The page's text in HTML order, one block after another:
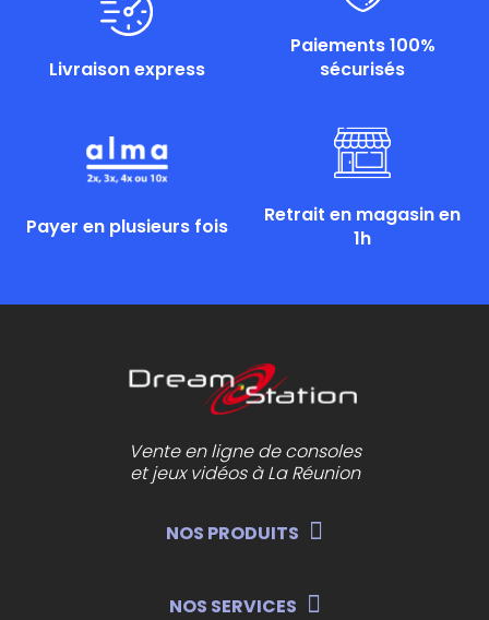
Livraison express
Paiements 100%
sécurisés
Payer en plusieurs fois
Retrait en magasin en
1h
Vente en ligne de consoles
et jeux vidéos à La Réunion
NOS PRODUITS
NOS SERVICES